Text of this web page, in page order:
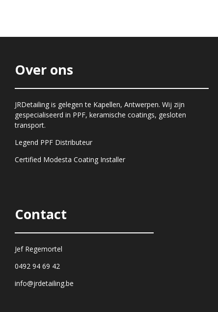
Over ons
JRDetailing is gelegen te Kapellen, Antwerpen. Wij zijn
gespecialiseerd in PPF, keramische coatings, gesloten
transport.
Legend PPF Distributeur
Certified Modesta Coating Installer
Contact
Jef Regemortel
0492 94 69 42
info@jrdetailing.be